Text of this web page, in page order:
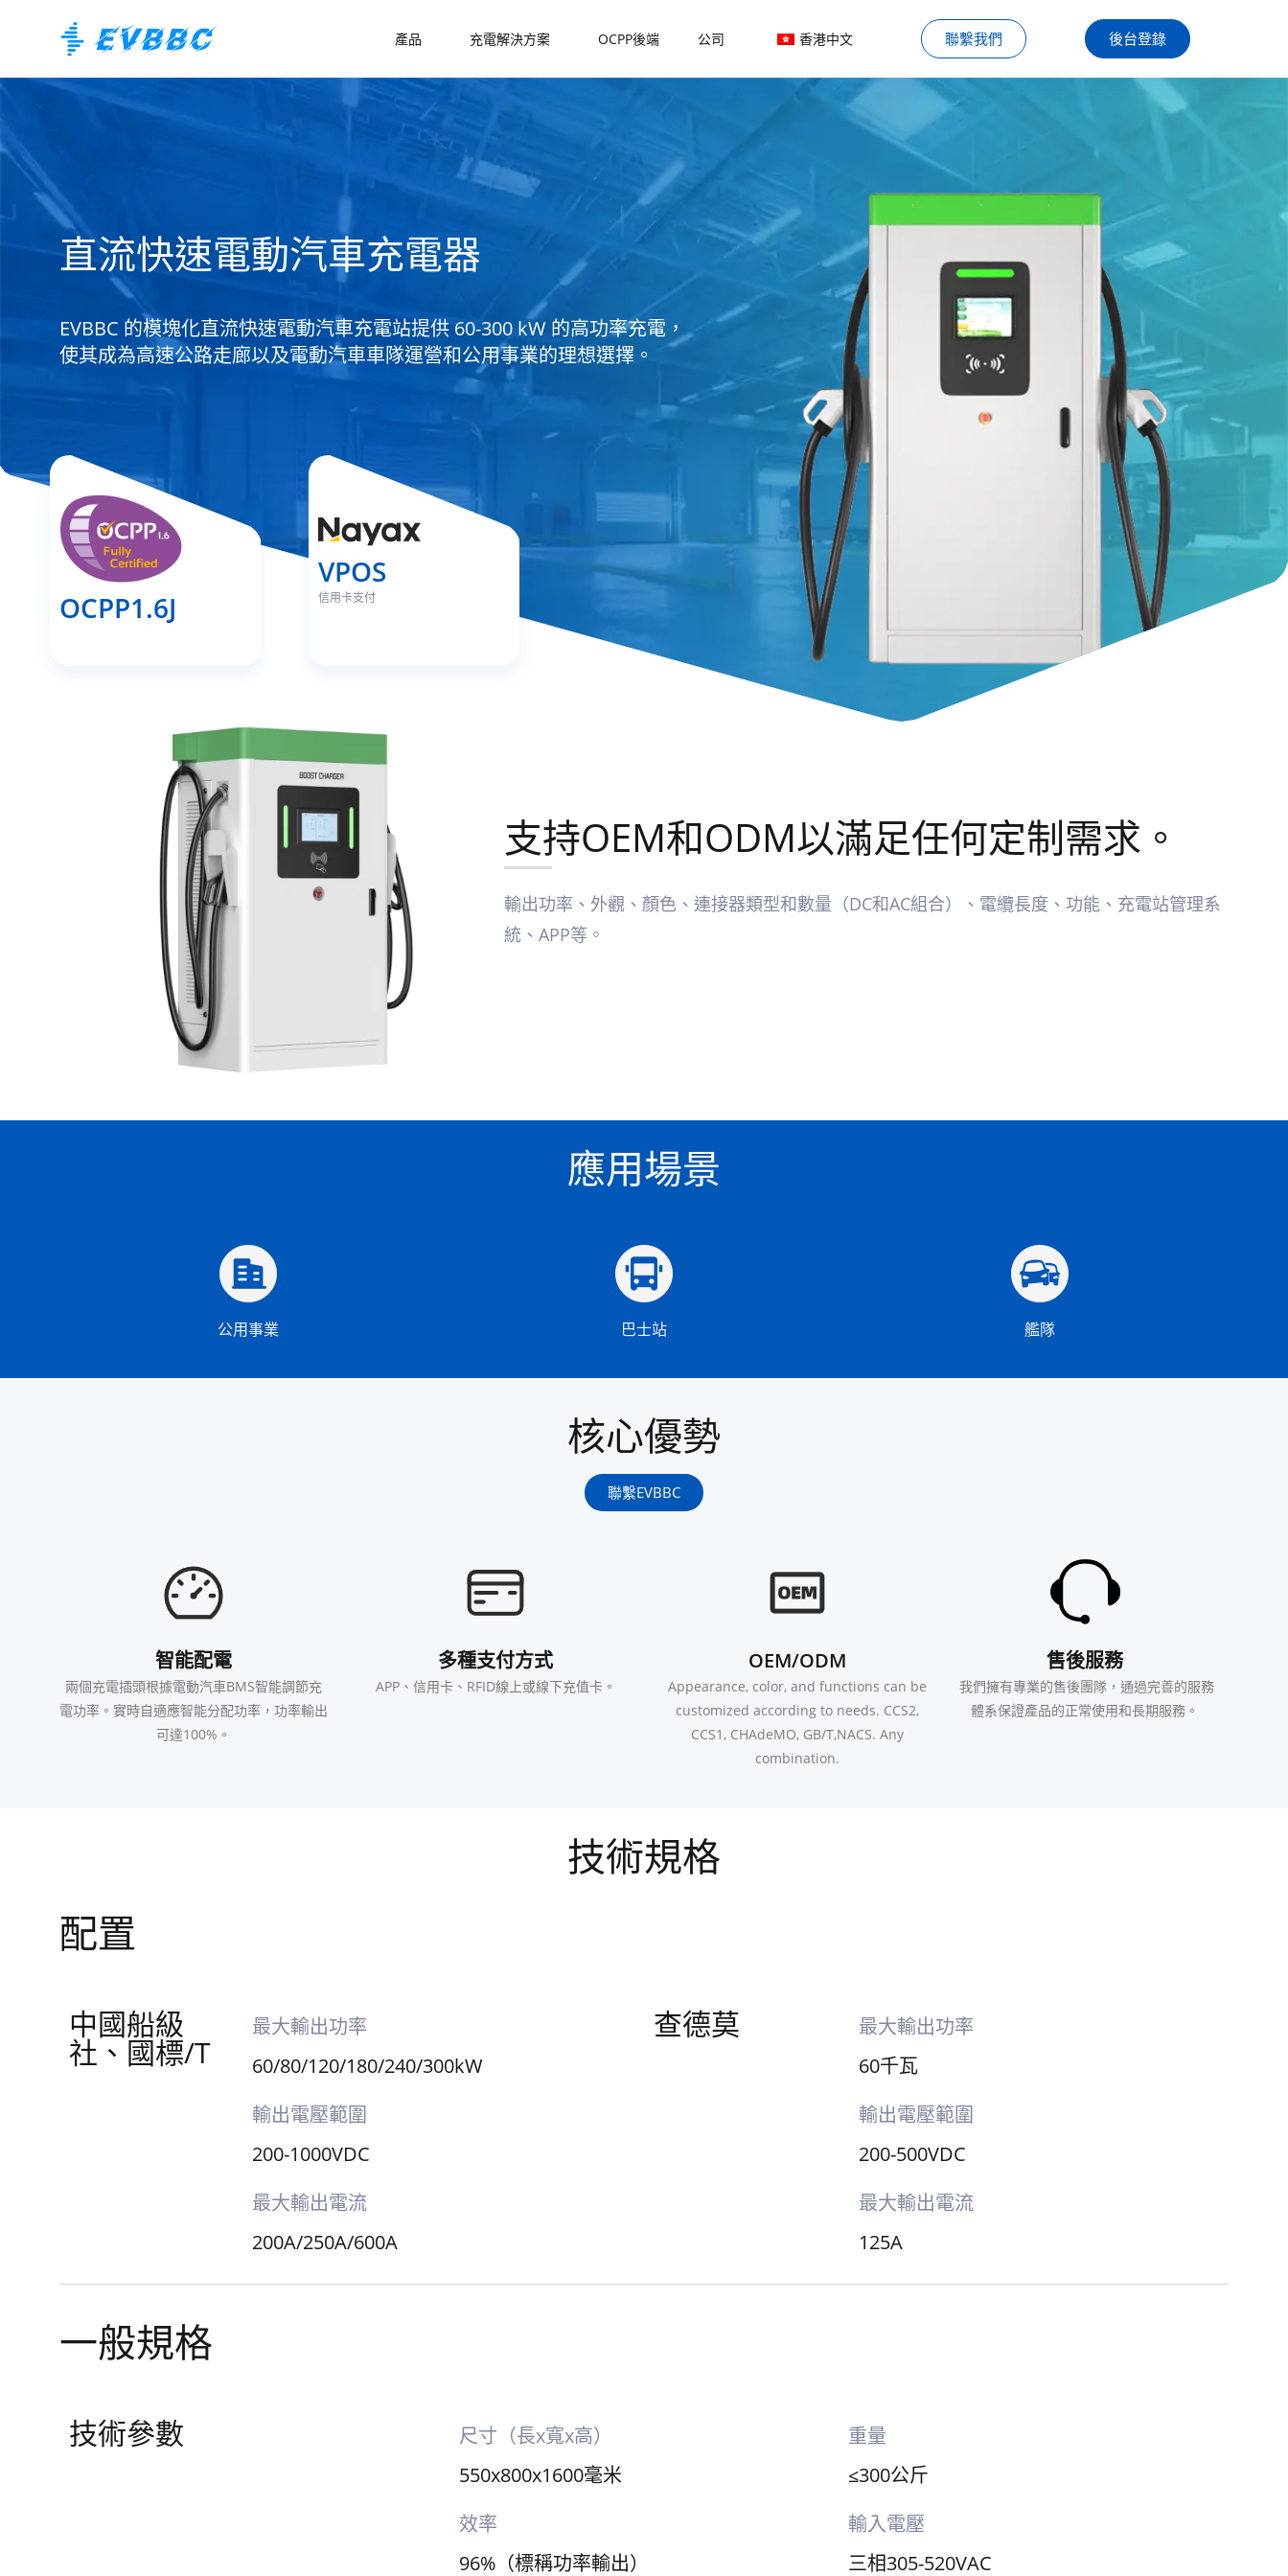
產品 充電解決方案 OCPP後端 公司 香港中文 聯繫我們 後台登錄
直流快速電動汽車充電器
EVBBC 的模塊化直流快速電動汽車充電站提供 60-300 kW 的高功率充電，
使其成為高速公路走廊以及電動汽車車隊運營和公用事業的理想選擇。
OCPP1.6J
VPOS
信用卡支付
支持OEM和ODM以滿足任何定制需求。
輸出功率、外觀、顏色、連接器類型和數量（DC和AC組合）、電纜長度、功能、充電站管理系
統、APP等。
應用場景
公用事業 巴士站 艦隊
核心優勢
聯繫EVBBC
智能配電
兩個充電插頭根據電動汽車BMS智能調節充
電功率。實時自適應智能分配功率，功率輸出
可達100%。
多種支付方式
APP、信用卡、RFID線上或線下充值卡。
OEM/ODM
Appearance, color, and functions can be
customized according to needs. CCS2,
CCS1, CHAdeMO, GB/T,NACS. Any
combination.
售後服務
我們擁有專業的售後團隊，通過完善的服務
體系保證產品的正常使用和長期服務。
技術規格
配置
中國船級
社、國標/T
最大輸出功率
60/80/120/180/240/300kW
輸出電壓範圍
200-1000VDC
最大輸出電流
200A/250A/600A
查德莫
最大輸出功率
60千瓦
輸出電壓範圍
200-500VDC
最大輸出電流
125A
一般規格
技術參數
尺寸（長x寬x高）
550x800x1600毫米
效率
96%（標稱功率輸出）
重量
≤300公斤
輸入電壓
三相305-520VAC